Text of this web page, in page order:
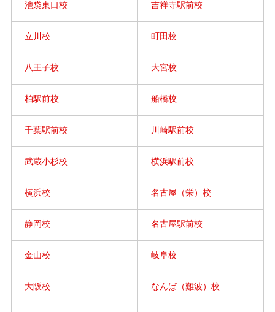
池袋東口校 吉祥寺駅前校
立川校 町田校
八王子校 大宮校
柏駅前校 船橋校
千葉駅前校 川崎駅前校
武蔵小杉校 横浜駅前校
横浜校 名古屋（栄）校
静岡校 名古屋駅前校
金山校 岐阜校
大阪校 なんば（難波）校